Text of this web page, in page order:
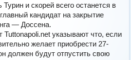
и скорей всего останется в
кандидат на закрытие
— Доссена.
указывают что, если
желает приобрести 27-
должен будут отпустить свою